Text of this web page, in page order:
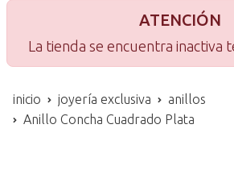
ATENCIÓN
La tienda se encuentra inactiva
inicio joyería exclusiva
anillos
Anillo Concha Cuadrado Plata